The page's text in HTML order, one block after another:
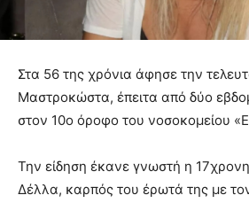
Στα 56 της χρόνια άφησε την
Μαστροκώστα, έπειτα από δύο
στον 10ο όροφο του νοσοκομείου
Την είδηση έκανε γνωστή η
Δέλλα, καρπός του έρωτά της με